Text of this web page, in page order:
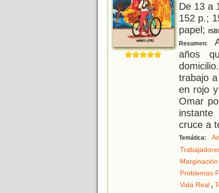
De 13 a
152 p.;
papel;
Resumen:
años
trabajo
en rojo
Omar
cruce a
Temática:
Problemas
Vida Real,